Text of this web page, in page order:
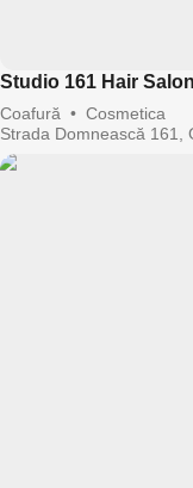
Studio 161 Hair Salon
Coafură • Cosmetica
Strada Domnească 161,